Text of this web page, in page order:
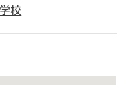
校